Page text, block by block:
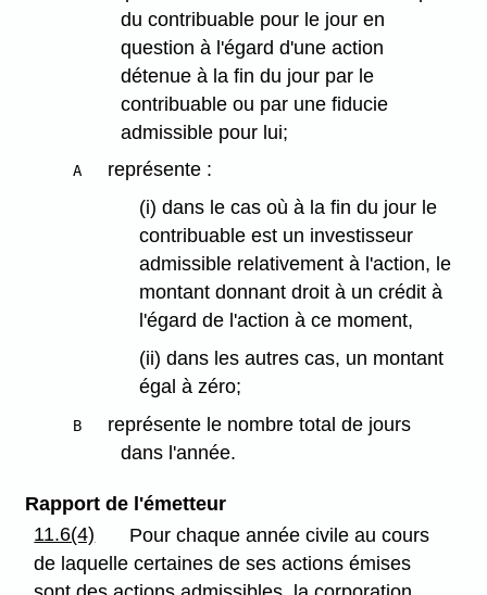
du contribuable pour le jour en
question à l'égard d'une action
détenue à la fin du jour par le
contribuable ou par une fiducie
admissible pour lui;
A représente :
(i) dans le cas où à la fin du jour le
contribuable est un investisseur
admissible relativement à l'action, le
montant donnant droit à un crédit à
l'égard de l'action à ce moment,
(ii) dans les autres cas, un montant
égal à zéro;
B représente le nombre total de jours
dans l'année.
Rapport de l'émetteur
11.6(4)
Pour chaque année civile au cours
de laquelle certaines de ses actions émises